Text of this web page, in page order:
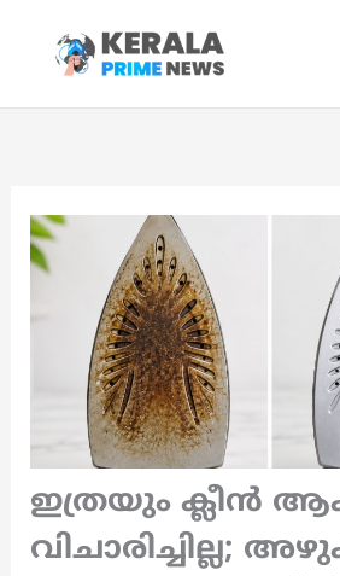
content
ഇത്രയും ക്ലീൻ
വിചാരിച്ചില്ല;